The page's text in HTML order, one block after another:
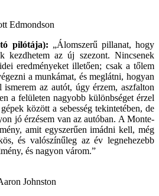
Edmondson
pilótája): „Álomszerű pillanat, hogy
kezdhetem az új szezont. Nincsenek
eredményeket illetően; csak a tőlem
a munkámat, és meglátni, hogyan
az autót, úgy érzem, aszfalton
a felületen nagyobb különbséget érzel
között a sebesség tekintetében, de
jó érzésem van az autóban. A Monte-
amit egyszerűen imádni kell, még
és valószínűleg az év legnehezebb
és nagyon várom.”
Johnston